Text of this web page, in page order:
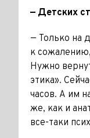
— Детских
— Только на
к
Нужно
этика».
часов. А им
же, как и
все-таки